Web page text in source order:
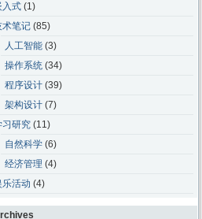
入式 (1)
术笔记 (85)
人工智能 (3)
操作系统 (34)
程序设计 (39)
架构设计 (7)
习研究 (11)
自然科学 (6)
经济管理 (4)
乐活动 (4)